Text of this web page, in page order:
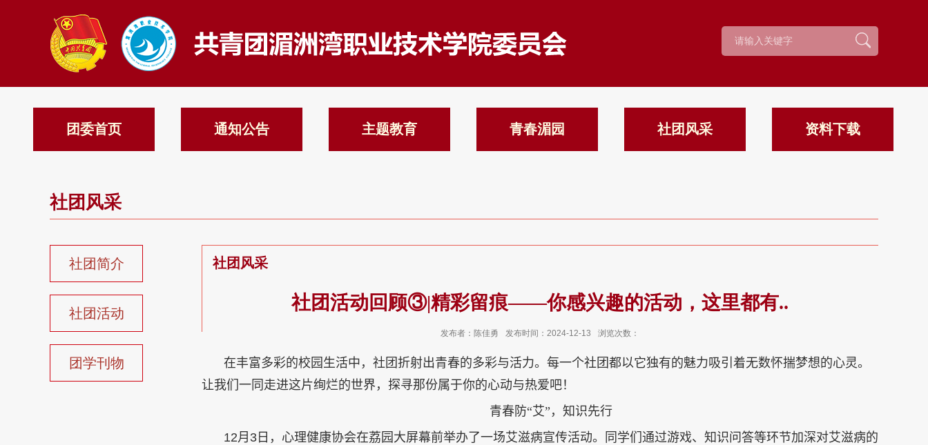
团委首页 通知公告 主题教育 青春湄园 社团风采 资料下载
社团风采
社团简介
社团活动
团学刊物
社团风采
​社团活动回顾③|精彩留痕——你感兴趣的活动，这里都有..
发布者：陈佳勇 发布时间：2024-12-13 浏览次数：
在丰富多彩的校园生活中，社团折射出青春的多彩与活力。每一个社团都以它独有的魅力吸引着无数怀揣梦想的心灵。
让我们一同走进这片绚烂的世界，探寻那份属于你的心动与热爱吧！
青春防“艾”，知识先行
12月 3 日，心理健康协会在荔园大屏幕前举办了一场艾滋病宣传活动。同学们通过游戏、知识问答等环节加深对艾滋病的